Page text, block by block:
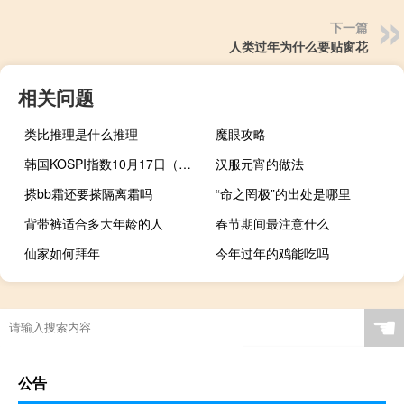
下一篇
人类过年为什么要贴窗花
相关问题
类比推理是什么推理
魔眼攻略
韩国KOSPI指数10月17日（周二）收盘上涨26.19点涨幅1.08%报2462.43点
汉服元宵的做法
搽bb霜还要搽隔离霜吗
“命之罔极”的出处是哪里
背带裤适合多大年龄的人
春节期间最注意什么
仙家如何拜年
今年过年的鸡能吃吗
☚
公告